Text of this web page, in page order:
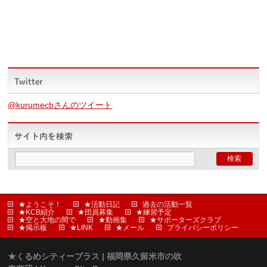
Twitter
@kurumecbさんのツイート
サイト内を検索
★ようこそ！ ★活動日記
過去の活動一覧
★KCB紹介
★団員募集
★練習予定
★空と大地の間で
★動画集
★サポーターズクラブ
★掲示板
★LINK ★メール プライバシーポリシー
★くるめシティーブラス | 福岡県久留米市の吹